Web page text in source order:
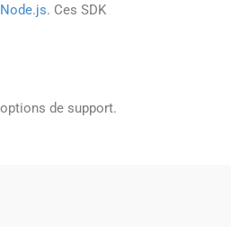
Node.js. Ces SDK
de support.